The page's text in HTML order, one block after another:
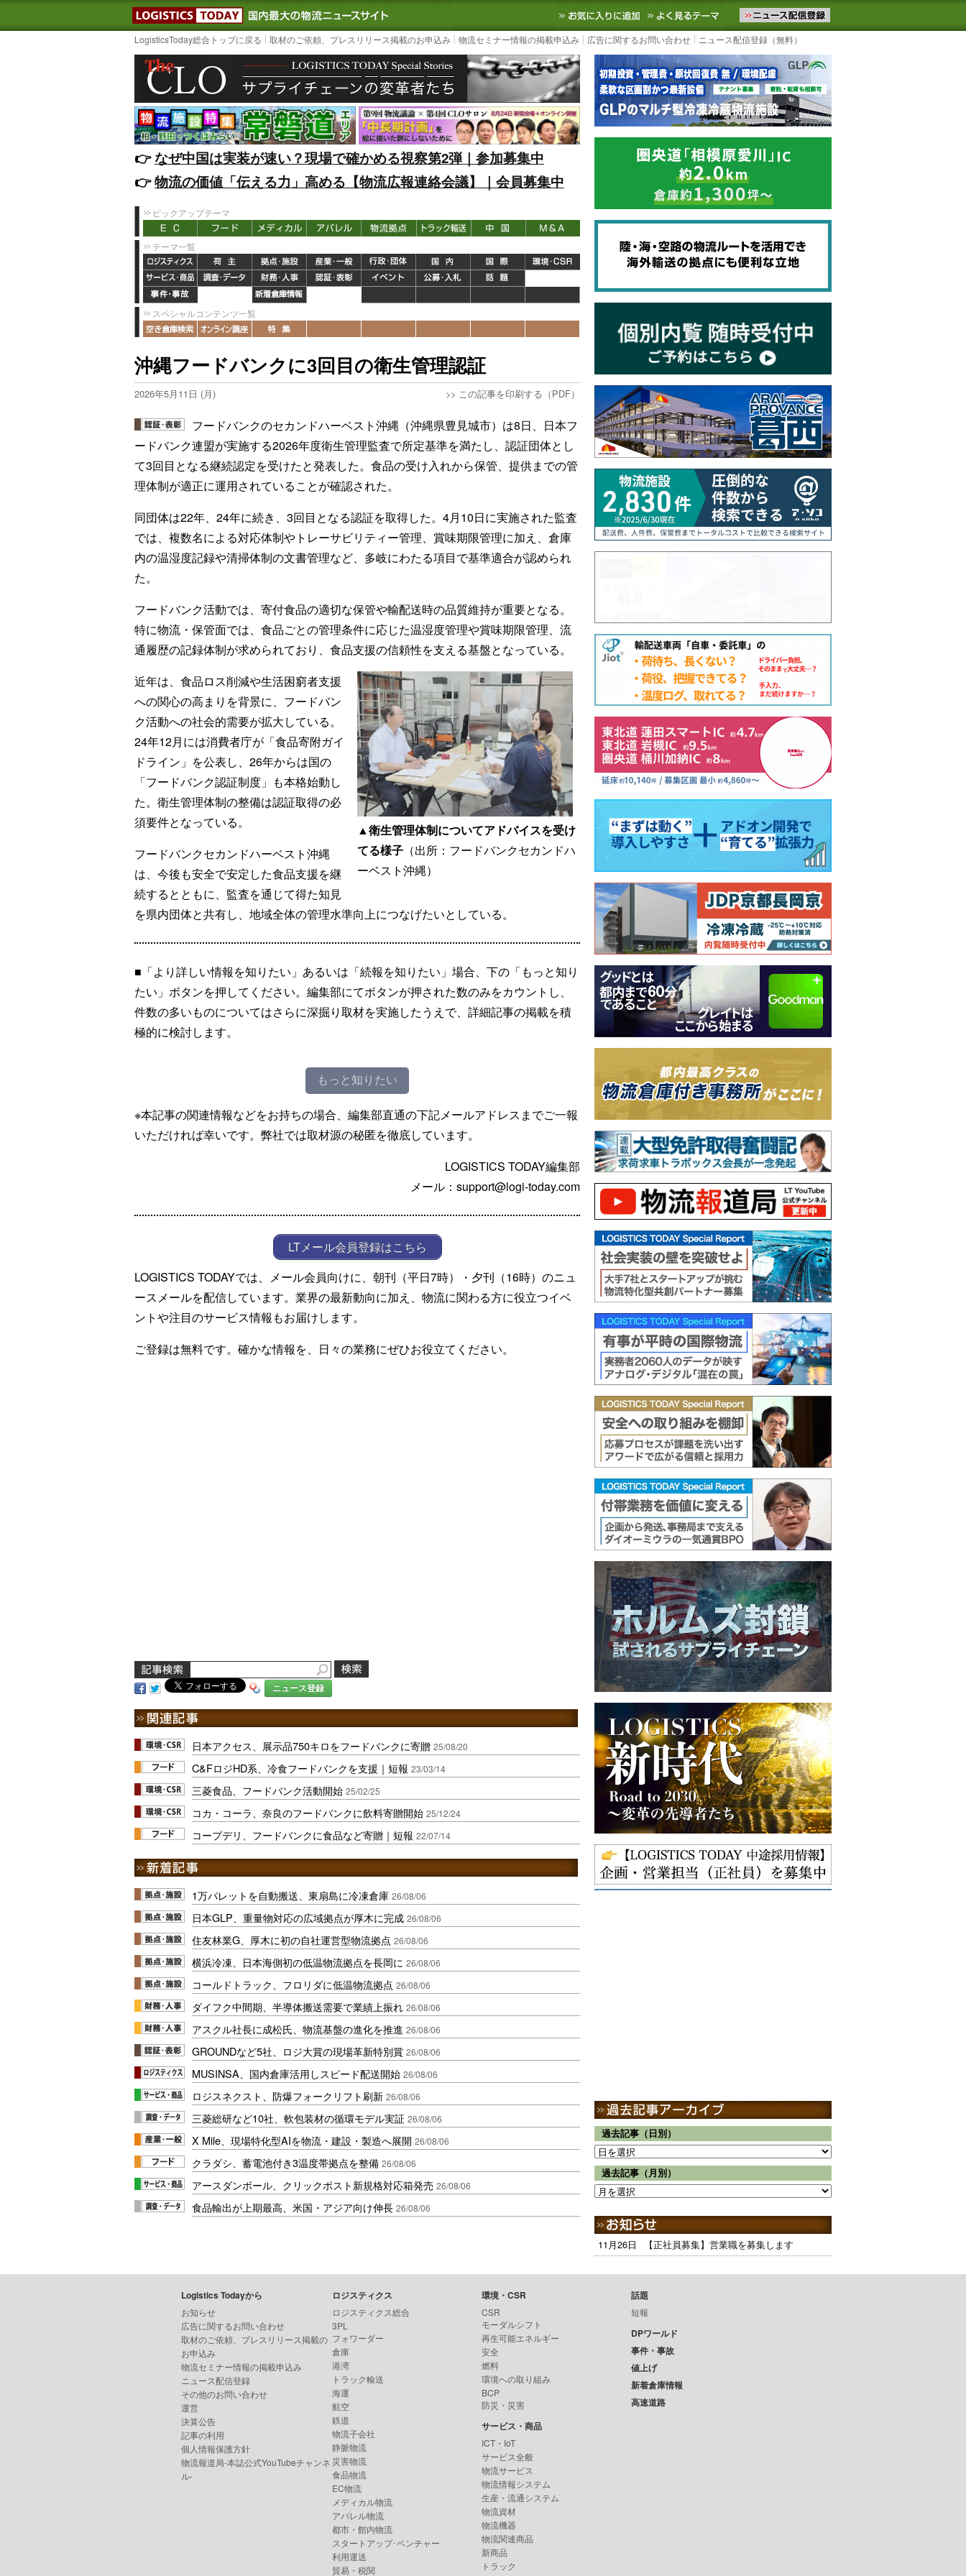
LOGISTICS TODAY｜国内最大の物流ニュースサイト3PL, SCMなど国内外の最新の物流ニュースをお届けします。物流ニュースメール配信を登録す
お気に入りに追加 よく見るテーマ
LogisticsToday総合トップに戻る 取材のご依頼、プレスリリース掲載のお申込み 物流セミナー情報の掲載申込み 広告に関するお問い合わせ ニュース配信登録（無料）
👉️なぜ中国は実装が速い？現場で確かめる視察第2弾｜参加募集中
👉️物流の価値「伝える力」高める【物流広報連絡会議】｜会員募集中
ピックアップテーマ
テーマ一覧
スペシャルコンテンツ一覧
沖縄フードバンクに3回目の衛生管理認証
2026年5月11日 (月) >> この記事を印刷する（PDF）
フードバンクのセカンドハーベスト沖縄（沖縄県豊見城市）は8日、日本フ
ードバンク連盟が実施する2026年度衛生管理監査で所定基準を満たし、認証団体とし
て3回目となる継続認定を受けたと発表した。食品の受け入れから保管、提供までの管
理体制が適正に運用されていることが確認された。
同団体は22年、24年に続き、3回目となる認証を取得した。4月10日に実施された監査
では、複数名による対応体制やトレーサビリティー管理、賞味期限管理に加え、倉庫
内の温湿度記録や清掃体制の文書管理など、多岐にわたる項目で基準適合が認められ
た。
フードバンク活動では、寄付食品の適切な保管や輸配送時の品質維持が重要となる。
特に物流・保管面では、食品ごとの管理条件に応じた温湿度管理や賞味期限管理、流
通履歴の記録体制が求められており、食品支援の信頼性を支える基盤となっている。
▲衛生管理体制についてアドバイスを受け
てる様子 （出所：フードバンクセカンドハ
ーベスト沖縄）
近年は、食品ロス削減や生活困窮者支援
への関心の高まりを背景に、フードバン
ク活動への社会的需要が拡大している。
24年12月には消費者庁が「食品寄附ガイ
ドライン」を公表し、26年からは国の
「フードバンク認証制度」も本格始動し
た。衛生管理体制の整備は認証取得の必
須要件となっている。
フードバンクセカンドハーベスト沖縄
は、今後も安全で安定した食品支援を継
続するとともに、監査を通じて得た知見
を県内団体と共有し、地域全体の管理水準向上につなげたいとしている。
■「より詳しい情報を知りたい」あるいは「続報を知りたい」場合、下の「もっと知り
たい」ボタンを押してください。編集部にてボタンが押された数のみをカウントし、
件数の多いものについてはさらに深掘り取材を実施したうえで、詳細記事の掲載を積
極的に検討します。
もっと知りたい
※本記事の関連情報などをお持ちの場合、編集部直通の下記メールアドレスまでご一報
いただければ幸いです。弊社では取材源の秘匿を徹底しています。
LOGISTICS TODAY編集部
メール：support@logi-today.com
LTメール会員登録はこちら
LOGISTICS TODAYでは、メール会員向けに、朝刊（平日7時）・夕刊（16時）のニュ
ースメールを配信しています。業界の最新動向に加え、物流に関わる方に役立つイベ
ントや注目のサービス情報もお届けします。
ご登録は無料です。確かな情報を、日々の業務にぜひお役立てください。
ニュース登録
日本アクセス、展示品750キロをフードバンクに寄贈 25/08/20
C&FロジHD系、冷食フードバンクを支援｜短報 23/03/14
三菱食品、フードバンク活動開始 25/02/25
コカ・コーラ、奈良のフードバンクに飲料寄贈開始 25/12/24
コープデリ、フードバンクに食品など寄贈｜短報 22/07/14
1万パレットを自動搬送、東扇島に冷凍倉庫 26/08/06
日本GLP、重量物対応の広域拠点が厚木に完成 26/08/06
住友林業G、厚木に初の自社運営型物流拠点 26/08/06
横浜冷凍、日本海側初の低温物流拠点を長岡に 26/08/06
コールドトラック、フロリダに低温物流拠点 26/08/06
ダイフク中間期、半導体搬送需要で業績上振れ 26/08/06
アスクル社長に成松氏、物流基盤の進化を推進 26/08/06
GROUNDなど5社、ロジ大賞の現場革新特別賞 26/08/06
MUSINSA、国内倉庫活用しスピード配送開始 26/08/06
ロジスネクスト、防爆フォークリフト刷新 26/08/06
三菱総研など10社、軟包装材の循環モデル実証 26/08/06
X Mile、現場特化型AIを物流・建設・製造へ展開 26/08/06
クラダシ、蓄電池付き3温度帯拠点を整備 26/08/06
アースダンボール、クリックポスト新規格対応箱発売 26/08/06
食品輸出が上期最高、米国・アジア向け伸長 26/08/06
過去記事（日別）
過去記事（月別）
11月26日 【正社員募集】営業職を募集します
Logistics Todayから
お知らせ
広告に関するお問い合わせ
取材のご依頼、プレスリリース掲載の
お申込み
物流セミナー情報の掲載申込み
ニュース配信登録
その他のお問い合わせ
運営
決算公告
記事の利用
個人情報保護方針
物流報道局-本誌公式YouTubeチャンネ
ル-
ロジスティクス
ロジスティクス総合
3PL
フォワーダー
倉庫
港湾
トラック輸送
海運
航空
鉄道
物流子会社
静脈物流
災害物流
食品物流
EC物流
メディカル物流
アパレル物流
都市・館内物流
スタートアップ･ベンチャー
利用運送
貿易・税関
環境・CSR
CSR
モーダルシフト
再生可能エネルギー
安全
燃料
環境への取り組み
BCP
防災・災害
サービス・商品
ICT・IoT
サービス全般
物流サービス
物流情報システム
生産・流通システム
物流資材
物流機器
物流関連商品
新商品
トラック
話題
短報
DPワールド
事件・事故
値上げ
新着倉庫情報
高速道路